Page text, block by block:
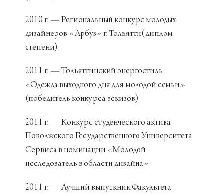
2010 г. — Региональный конкурс молодых
дизайнеров «Арбуз» г. Тольятти(диплом
степени)
2011 г. — Тольяттинский энергостиль
«Одежда выходного дня для молодой семьи»
(победитель конкурса эскизов)
​2011 г. — Конкурс студенческого актива
Поволжского Государственного Университета
Сервиса в номинации «Молодой
исследователь в области дизайна»
2011 г. — Лучший выпускник Факультета